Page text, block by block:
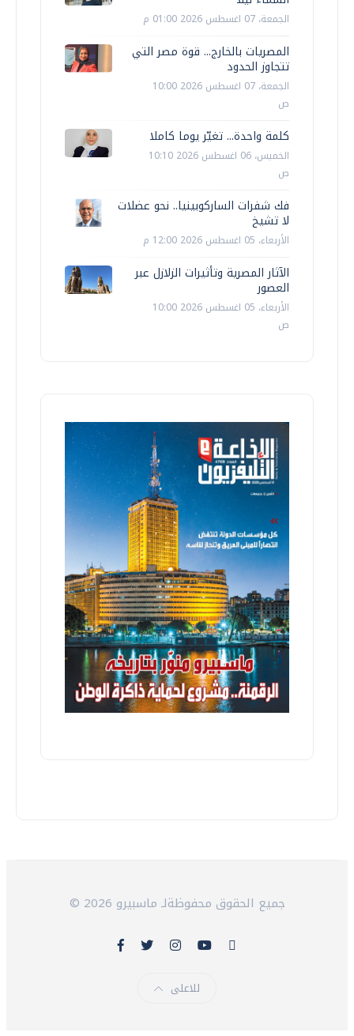
الجمعة، 07 اغسطس 2026 01:00 م
المصريات بالخارج... قوة مصر التي
تتجاوز الحدود
الجمعة، 07 اغسطس 2026 10:00
ص
كلمة واحدة... تغيّر يوما كاملا
الخميس، 06 اغسطس 2026 10:10
ص
فك شفرات الساركوبينيا.. نحو عضلات
لا تشيخ
الأربعاء، 05 اغسطس 2026 12:00 م
الآثار المصرية وتأثيرات الزلازل عبر
العصور
الأربعاء، 05 اغسطس 2026 10:00
ص
© 2026 جميع الحقوق محفوظةلـ ماسبيرو
للاعلى